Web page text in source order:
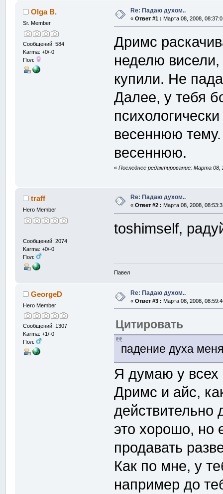
Olga B.
Sr. Member
Сообщений: 584
Karma: +0/-0
Пол:
Re: Падаю духом..
« Ответ #1 : Марта 08, 2008,
Дримс
неделю
купили. Не
Далее, у тебя
весеннюю тему.
весеннюю.
«Последнее редактирование: Марта 08,
traff
Hero Member
Сообщений: 2074
Karma: +0/-0
Пол:
Re: Падаю духом..
« Ответ #2 : Марта 08, 2008,
toshimself,
Павел
GeorgeD
Hero Member
Сообщений: 1307
Karma: +1/-0
Пол:
Re: Падаю духом..
« Ответ #3 : Марта 08, 2008,
Цитировать
падение духа
Я думаю у всех
Дримс и айс,
действительно
это хорошо, но
продавать
Как по мне, у
например до